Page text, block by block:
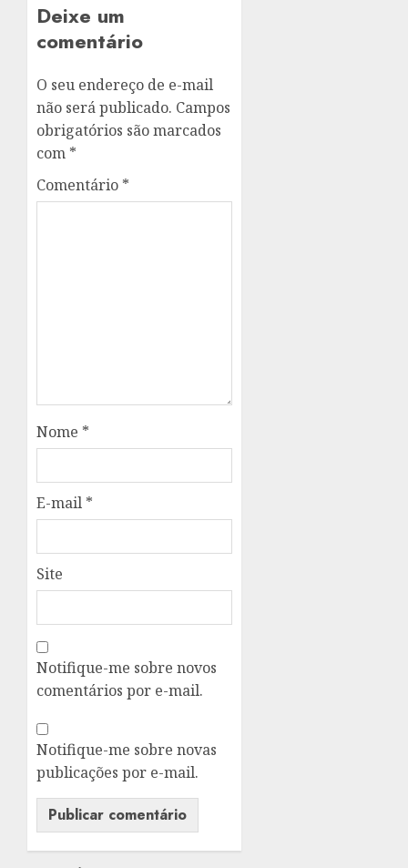
Deixe um
comentário
O seu endereço de e-mail
não será publicado. Campos
obrigatórios são marcados
com *
Comentário *
Nome *
E-mail *
Site
Notifique-me sobre novos
comentários por e-mail.
Notifique-me sobre novas
publicações por e-mail.